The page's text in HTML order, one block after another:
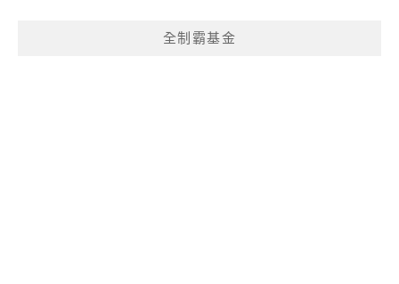
全制霸基金